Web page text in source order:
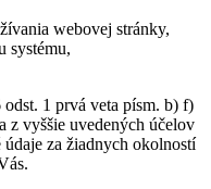
webovej stránky,
systému,
1 prvá veta písm. b) f)
z vyššie uvedených účelov
za žiadnych okolností